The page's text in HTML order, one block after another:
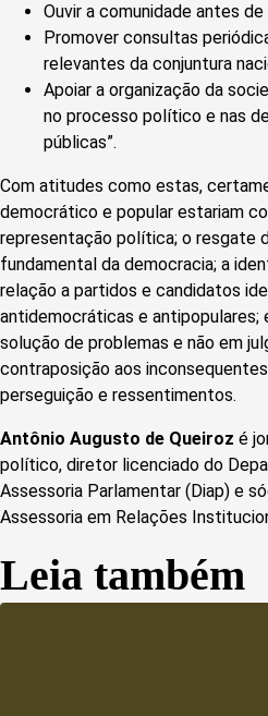
Ouvir a comunidade antes
Promover consultas
relevantes da conjuntura
Apoiar a organização da
no processo político e nas
públicas”.
Com atitudes como estas,
democrático e popular estariam
representação política; o resgate
fundamental da democracia; a
relação a partidos e candidatos
antidemocráticas e antipopulares;
solução de problemas e não em
contraposição aos
perseguição e ressentimentos.
Antônio Augusto de Queiroz é
político, diretor licenciado do
Assessoria Parlamentar (Diap) e
Assessoria em Relações
Leia também